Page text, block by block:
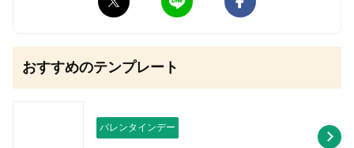
おすすめのテンプレート
バレンタインデー